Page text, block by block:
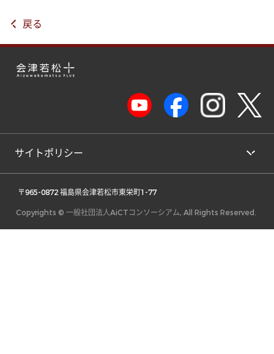
戻る
サイトポリシー
〒965-0872 福島県会津若松市東栄町1-77
Copyrights © 一般社団法人AiCTコンソーシアム, All Rights Reserved.